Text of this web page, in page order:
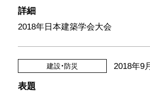
詳細
2018年日本建築学会大会
建設・防災 2018年9月
表題